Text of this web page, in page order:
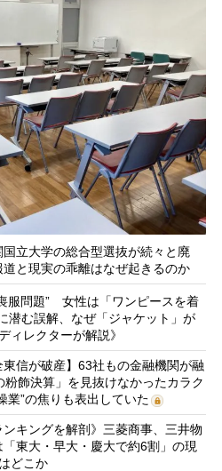
立大学の総合型選抜が続々と廃
と現実の乖離はなぜ起きるのか
服問題” 女性は「ワンピースを着
潜む誤解、なぜ「ジャケット」が
ィレクターが解説》
東信が破産】63社もの金融機関が融
飾決算」を見抜けなかったカラク
”の焦りも表出していた
ンキングを解剖》三菱商事、三井物
東大・早大・慶大で約6割」の現
どこか